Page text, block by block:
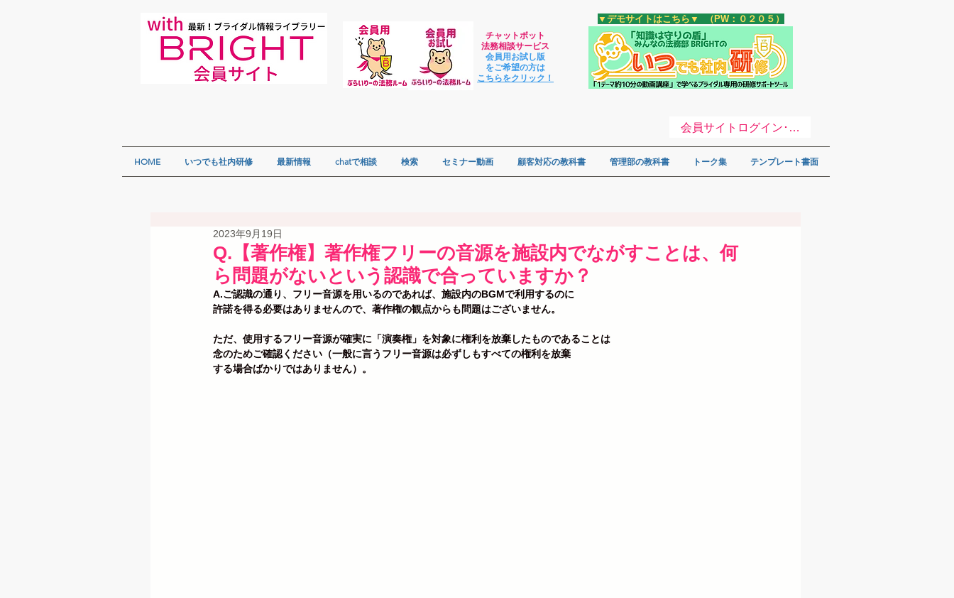
チャットボット
法務相談サービス
会員用お試し版
をご希望の方は
​こちらをクリック！
​▼デモサイトはこちら▼ （PW：０２０５）
HOME いつでも社内研修 最新情報 chatで相談 検索 セミナー動画 顧客対応の教科書 管理部の教科書 トーク集 テンプレート書面
Q.【著作権】著作権フリーの音源を施設内でながすことは、何
ら問題がないという認識で合っていますか？
2023年9月19日
A.ご認識の通り、フリー音源を用いるのであれば、施設内のBGMで利用するのに
許諾を得る必要はありませんので、著作権の観点からも問題はございません。
ただ、使用するフリー音源が確実に「演奏権」を対象に権利を放棄したものであることは
念のためご確認ください（一般に言うフリー音源は必ずしもすべての権利を放棄
する場合ばかりではありません）。